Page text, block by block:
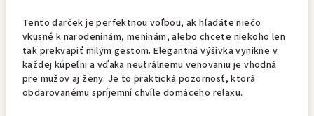
Tento darček je perfektnou voľbou, ak hľadáte niečo
vkusné k narodeninám, meninám, alebo chcete niekoho len
tak prekvapiť milým gestom. Elegantná výšivka vynikne v
každej kúpeľni a vďaka neutrálnemu venovaniu je vhodná
pre mužov aj ženy. Je to praktická pozornosť, ktorá
obdarovanému spríjemní chvíle domáceho relaxu.